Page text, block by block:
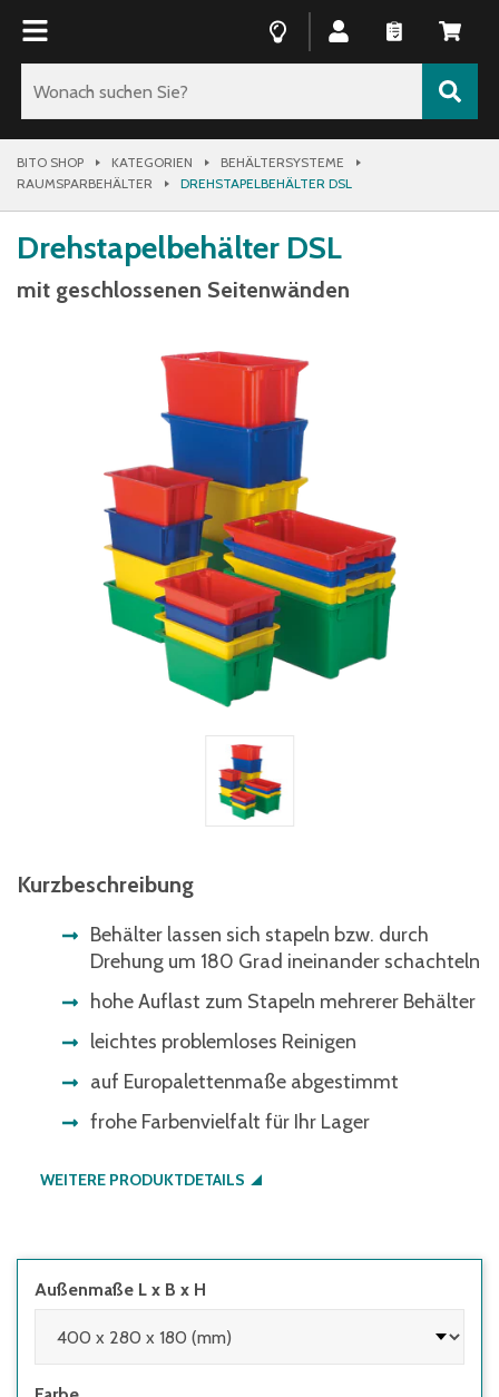
BITO SHOP KATEGORIEN
BEHÄLTERSYSTEME
RAUMSPARBEHÄLTER
DREHSTAPELBEHÄLTER DSL
Drehstapelbehälter DSL
mit geschlossenen Seitenwänden
Kurzbeschreibung
Behälter lassen sich stapeln bzw. durch
Drehung um 180 Grad ineinander schachteln
hohe Auflast zum Stapeln mehrerer Behälter
leichtes problemloses Reinigen
auf Europalettenmaße abgestimmt
frohe Farbenvielfalt für Ihr Lager
WEITERE PRODUKTDETAILS
Außenmaße L x B x H